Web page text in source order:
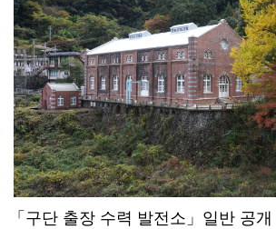
「구단 출장 수력 발전소」일반 공